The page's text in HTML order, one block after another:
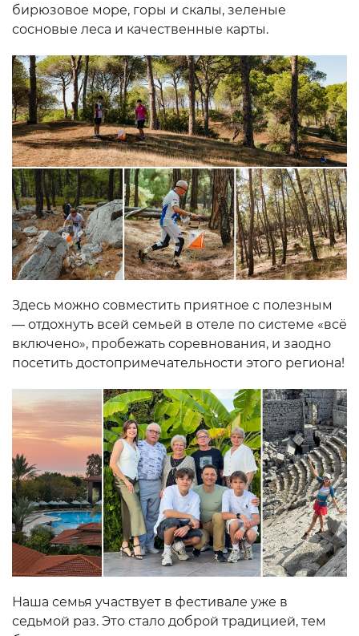
бирюзовое море, горы и скалы, зеленые
сосновые леса и качественные карты.
Здесь можно совместить приятное с полезным
— отдохнуть всей семьей в отеле по системе «всё
включено», пробежать соревнования, и заодно
посетить достопримечательности этого региона!
Наша семья участвует в фестивале уже в
седьмой раз. Это стало доброй традицией, тем